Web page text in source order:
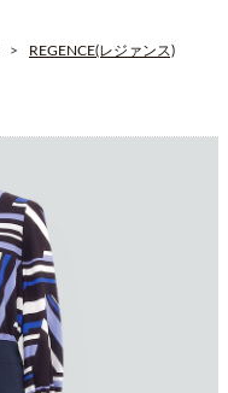
REGENCE(レジァンス)